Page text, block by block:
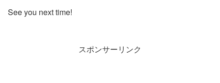
See you next time!
スポンサーリンク